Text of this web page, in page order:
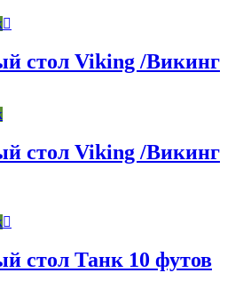
стол Viking /Викинг
стол Viking /Викинг
стол Танк 10 футов